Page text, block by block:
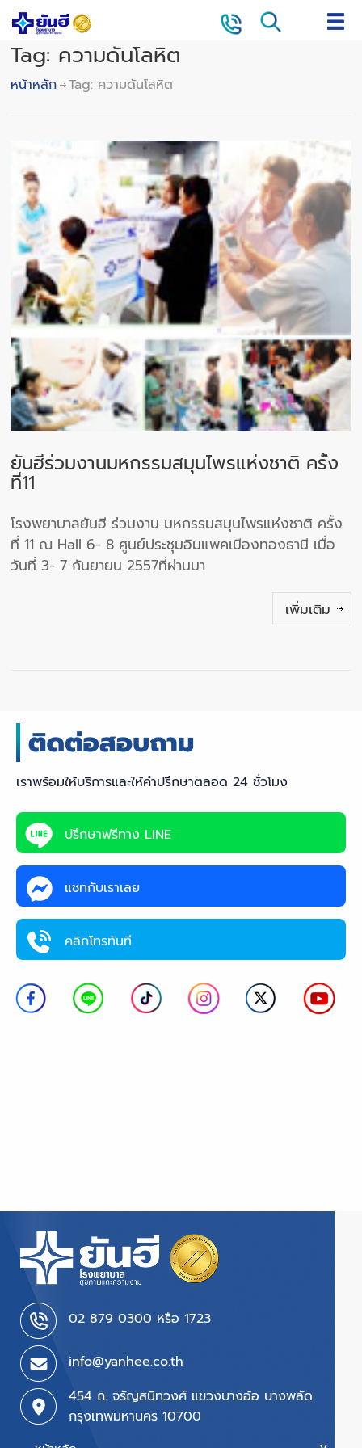
Tag: ความดันโลหิต
หน้าหลัก Tag: ความดันโลหิต
ยันฮีร่วมงานมหกรรมสมุนไพรแห่งชาติ ครั้ง
ที่11
โรงพยาบาลยันฮี ร่วมงาน มหกรรมสมุนไพรแห่งชาติ ครั้ง
ที่ 11 ณ Hall 6- 8 ศูนย์ประชุมอิมแพคเมืองทองธานี เมื่อ
วันที่ 3- 7 กันยายน 2557ที่ผ่านมา
เพิ่มเติม
เราพร้อมให้บริการและให้คำปรึกษาตลอด 24 ชั่วโมง
ปรึกษาฟรีทาง LINE
แชทกับเราเลย
คลิกโทรทันที
02 879 0300 หรือ 1723
info@yanhee.co.th
454 ถ. จรัญสนิทวงศ์ แขวงบางอ้อ บางพลัด
กรุงเทพมหานคร 10700